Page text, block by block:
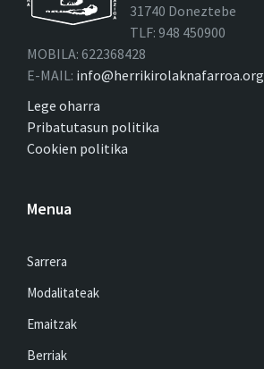
31740 Doneztebe
TLF: 948 450900
MOBILA: 622368428
E-MAIL: info@herrikirolaknafarroa.org
Lege oharra
Pribatutasun politika
Cookien politika
Menua
Sarrera
Modalitateak
Emaitzak
Berriak